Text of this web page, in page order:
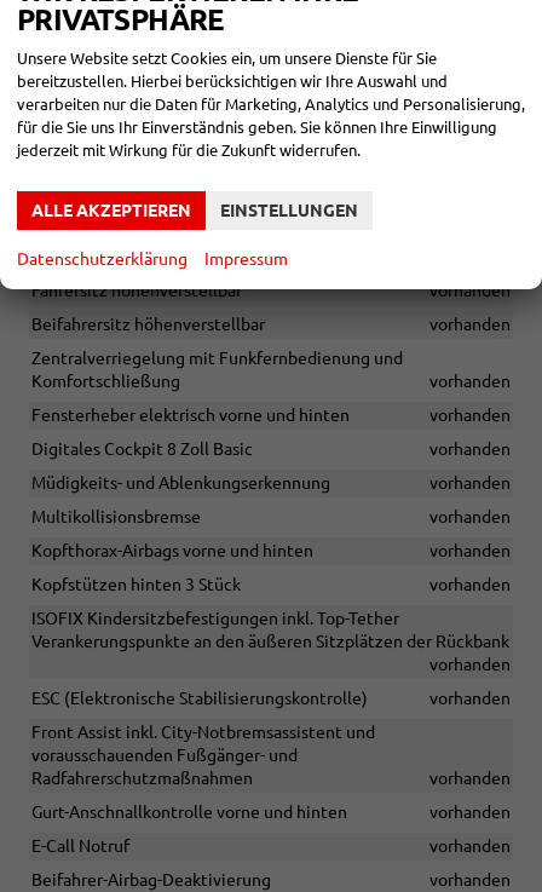
Bluetooth-Freisprecheinrichtung
Digitaler Radioempfang (DAB+)
vorhanden
6 Lautsprecher
vorhanden
USB-C Eingang
vorhanden
Rücksitzlehne asymmetrisch geteilt umklappbar
Sport-Multifunktionslenkrad in Leder höhen- und
längsverstellbar mit FR-Logo
Fahrersitz höhenverstellbar
vorhanden
Beifahrersitz höhenverstellbar
vorhanden
Zentralverriegelung mit Funkfernbedienung und
Komfortschließung
vorhanden
Fensterheber elektrisch vorne und hinten
vorhanden
Digitales Cockpit 8 Zoll Basic
vorhanden
Müdigkeits- und Ablenkungserkennung
vorhanden
Multikollisionsbremse
vorhanden
Kopfthorax-Airbags vorne und hinten
vorhanden
Kopfstützen hinten 3 Stück
vorhanden
ISOFIX Kindersitzbefestigungen inkl. Top-Tether
Verankerungspunkte an den äußeren Sitzplätzen der Rückbank
vorhanden
ESC (Elektronische Stabilisierungskontrolle)
vorhanden
Front Assist inkl. City-Notbremsassistent und
vorausschauenden Fußgänger- und
Radfahrerschutzmaßnahmen
vorhanden
Gurt-Anschnallkontrolle vorne und hinten
vorhanden
E-Call Notruf
vorhanden
Beifahrer-Airbag-Deaktivierung
vorhanden
PRIVATSPHÄRE
Unsere Website setzt Cookies ein, um unsere Dienste für Sie
bereitzustellen. Hierbei berücksichtigen wir Ihre Auswahl und
verarbeiten nur die Daten für Marketing, Analytics und Personalisierung,
für die Sie uns Ihr Einverständnis geben. Sie können Ihre Einwilligung
jederzeit mit Wirkung für die Zukunft widerrufen.
ALLE AKZEPTIEREN EINSTELLUNGEN
Datenschutzerklärung Impressum